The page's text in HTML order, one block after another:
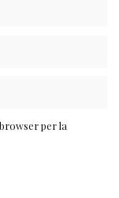
per la